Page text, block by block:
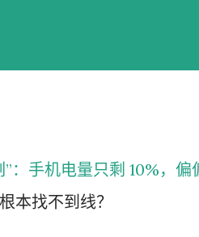
：手机电量只剩 10%，偏
本找不到线？